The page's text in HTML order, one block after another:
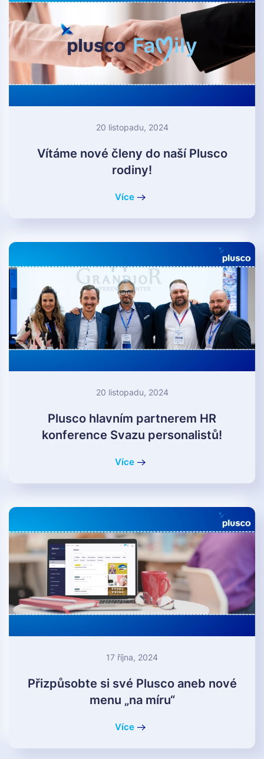
20 listopadu, 2024
Vítáme nové členy do naší Plusco
rodiny!
Více
20 listopadu, 2024
Plusco hlavním partnerem HR
konference Svazu personalistů!
Více
17 října, 2024
Přizpůsobte si své Plusco aneb nové
menu „na míru“
Více